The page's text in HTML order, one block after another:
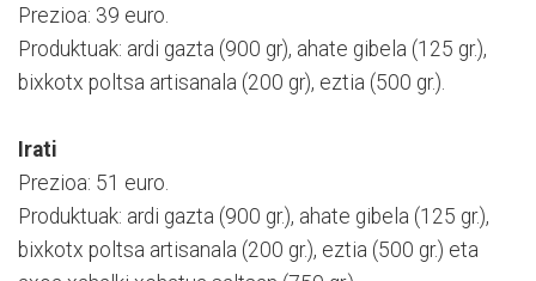
Prezioa: 39 euro.
Produktuak: ardi gazta (900 gr), ahate gibela (125 gr.),
bixkotx poltsa artisanala (200 gr), eztia (500 gr.).
Irati
Prezioa: 51 euro.
Produktuak: ardi gazta (900 gr.), ahate gibela (125 gr.),
bixkotx poltsa artisanala (200 gr.), eztia (500 gr.) eta